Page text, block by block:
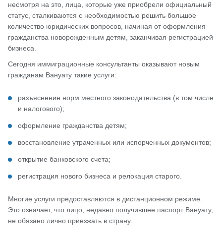
несмотря на это, лица, которые уже приобрели официальный
статус, сталкиваются с необходимостью решить большое
количество юридических вопросов, начиная от оформления
гражданства новорожденным детям, заканчивая регистрацией
бизнеса.
Сегодня иммиграционные консультанты оказывают новым
гражданам Вануату такие услуги:
разъяснение норм местного законодательства (в том числе
и налогового);
оформление гражданства детям;
восстановление утраченных или испорченных документов;
открытие банковского счета;
регистрация нового бизнеса и релокация старого.
Многие услуги предоставляются в дистанционном режиме.
Это означает, что лицо, недавно получившее паспорт Вануату,
не обязано лично приезжать в страну.